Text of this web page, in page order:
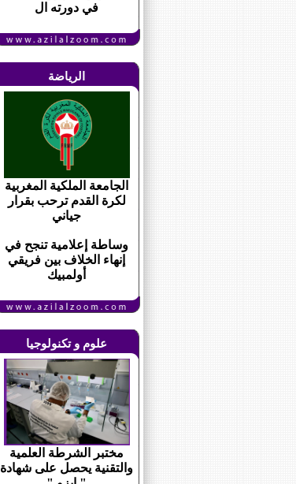
في دورته ال
الرياضة
الجامعة الملكية المغربية
لكرة القدم ترحب بقرار
جياني
وساطة إعلامية تنجح في
إنهاء الخلاف بين فريقي
أولمبيك
علوم و تكنولوجيا
مختبر الشرطة العلمية
والتقنية يحصل على شهادة